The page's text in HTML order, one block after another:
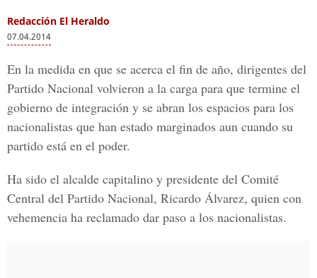
Redacción El Heraldo
07.04.2014
En la medida en que se acerca el fin de año, dirigentes del
Partido Nacional volvieron a la carga para que termine el
gobierno de integración y se abran los espacios para los
nacionalistas que han estado marginados aun cuando su
partido está en el poder.
Ha sido el alcalde capitalino y presidente del Comité
Central del Partido Nacional, Ricardo Álvarez, quien con
vehemencia ha reclamado dar paso a los nacionalistas.